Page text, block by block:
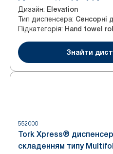
Дизайн: Elevation
Тип диспенсера: Сенсорні
Підкатегорія: Hand towel roll
Знайти
552000
Tork Xpress® диспенсер
складенням типу